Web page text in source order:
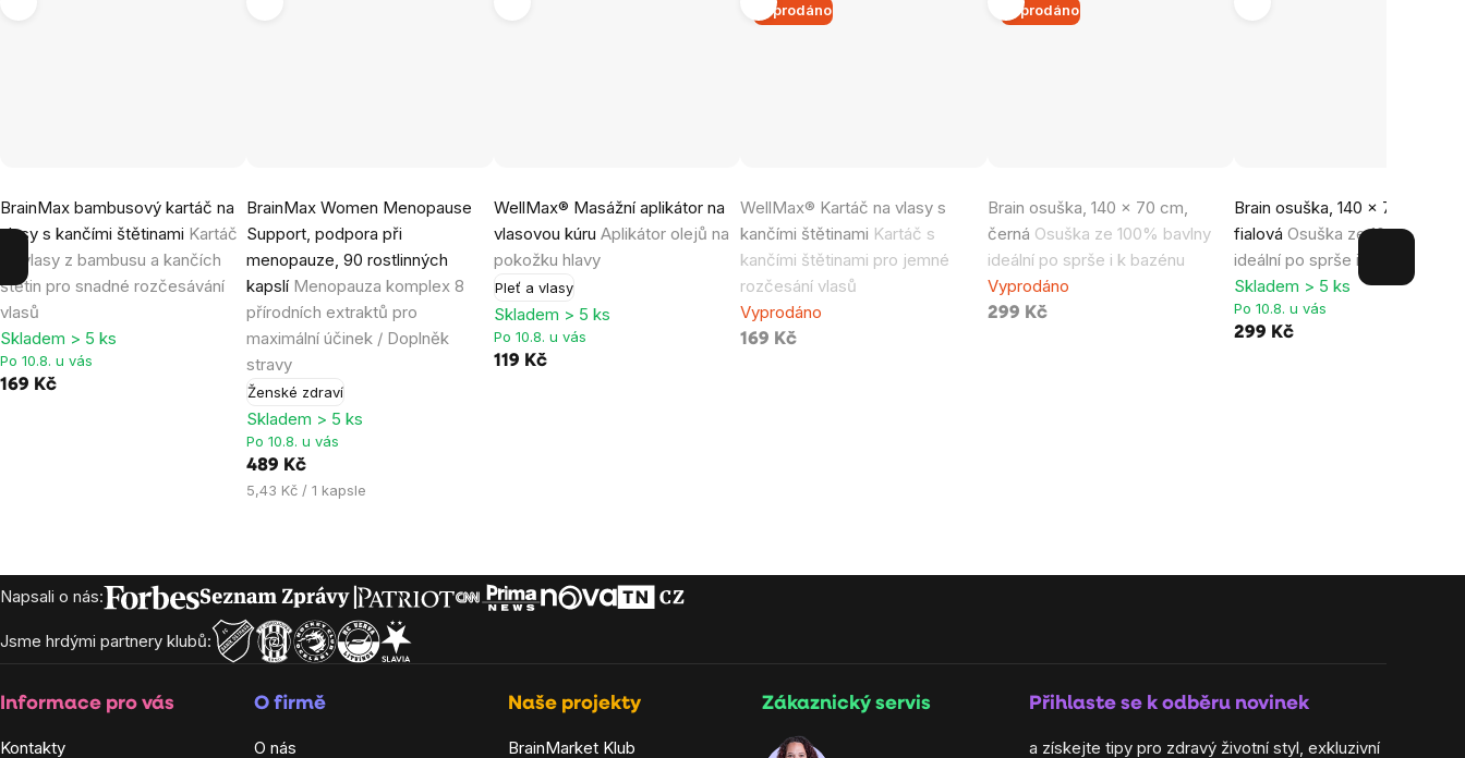
BrainMax bambusový kartáč na
vlasy s kančími štětinami Kartáč
na vlasy z bambusu a kančích
štětin pro snadné rozčesávání
vlasů
hodnocení
produktu
5,0
z
5
hvězdiček.
Skladem > 5 ks
Po 10.8. u vás
169 Kč
BrainMax Women Menopause
Support, podpora při
menopauze, 90 rostlinných
kapslí Menopauza komplex 8
přírodních extraktů pro
maximální účinek / Doplněk
stravy
Ženské zdraví
hodnocení
produktu
je
4,9
z
5
hvězdiček.
Skladem > 5 ks
Po 10.8. u vás
489 Kč
Měrná
5,43 Kč / 1 kapsle
WellMax® Masážní aplikátor na
vlasovou kúru Aplikátor olejů na
pokožku hlavy
Pleť a vlasy
hodnocení
produktu
je
3,7
z
5
hvězdiček.
Skladem > 5 ks
Po 10.8. u vás
119 Kč
Vyprodáno
WellMax® Kartáč na vlasy s
kančími štětinami Kartáč s
kančími štětinami pro jemné
rozčesání vlasů
hodnocení
produktu
je
5,0
z
5
Vyprodáno
169 Kč
Vyprodáno
Brain osuška, 140 x 70 cm,
černá Osuška ze 100% bavlny
ideální po sprše i k bazénu
Vyprodáno
299 Kč
Brain osuška, 140 x 70 cm,
fialová Osuška ze 100% bavlny
ideální po sprše i k bazénu
Skladem > 5 ks
Po 10.8. u vás
299 Kč
Zápatí
Napsali o nás:
Jsme hrdými partnery klubů:
Informace pro vás
Kontakty
O firmě
O nás
Naše projekty
BrainMarket Klub
Zákaznický servis Přihlaste se k odběru novinek
a získejte tipy pro zdravý životní styl, exkluzivní